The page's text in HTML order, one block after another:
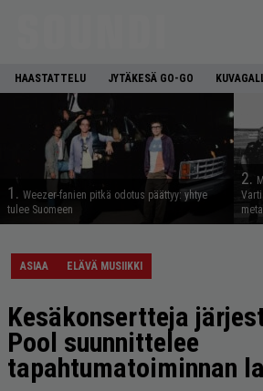
HAASTATTELU JYTÄKESÄ GO-GO
1. Weezer-fanien pitkä odotus päättyy: yhtye
tulee Suomeen
2.
ASIAA ELÄVÄ MUSIIKKI
Kesäkonsertteja
Pool suunnittelee
tapahtumatoiminnan